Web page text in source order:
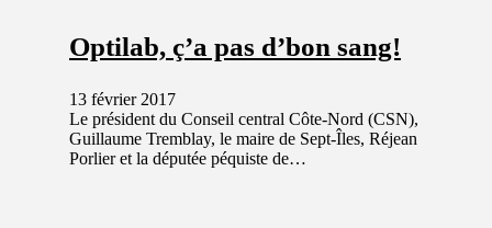
Optilab, ç’a pas d’bon sang!
13 février 2017
Le président du Conseil central Côte-Nord (CSN),
Guillaume Tremblay, le maire de Sept-Îles, Réjean
Porlier et la députée péquiste de…